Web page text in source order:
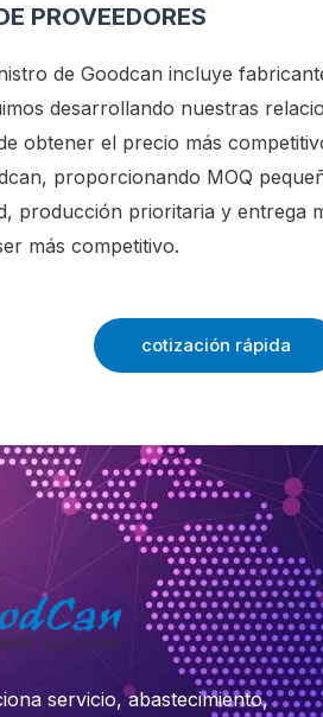
PROVEEDORES
de Goodcan incluye
desarrollando nuestras
obtener el precio más
proporcionando MOQ
producción prioritaria y entrega
más competitivo.
cotización rápida
servicio, abastecimiento,